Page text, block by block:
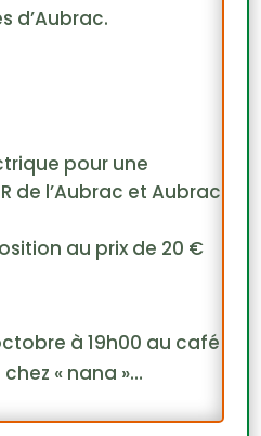
d’Aubrac.
pour une
de l’Aubrac et Aubrac
au prix de 20 €
à 19h00 au café
« nana »…